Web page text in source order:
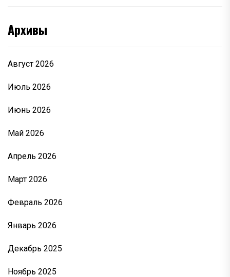
Архивы
Август 2026
Июль 2026
Июнь 2026
Май 2026
Апрель 2026
Март 2026
Февраль 2026
Январь 2026
Декабрь 2025
Ноябрь 2025